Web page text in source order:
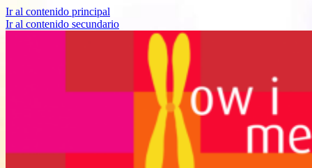
Ir al contenido principal
Ir al contenido secundario
How I met your genes
Proyecto de divulgación científica sobre